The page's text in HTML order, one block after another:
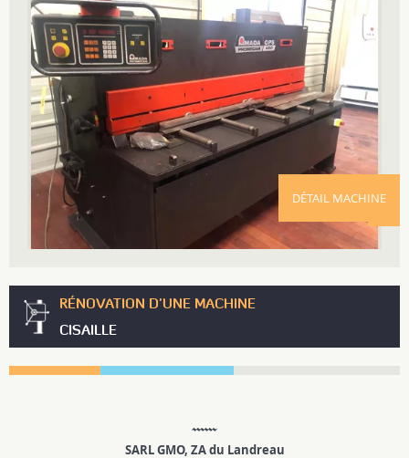
DÉTAIL MACHINE
RÉNOVATION D'UNE MACHINE
CISAILLE
SARL GMO, ZA du Landreau